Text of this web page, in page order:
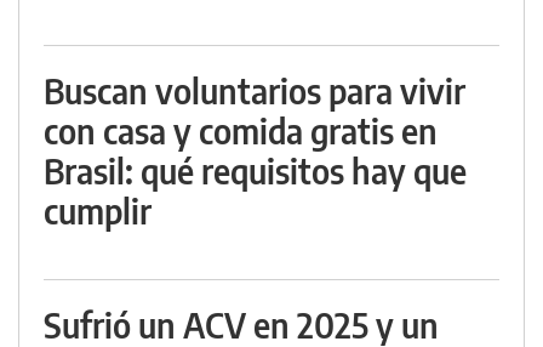
Buscan voluntarios para vivir
con casa y comida gratis en
Brasil: qué requisitos hay que
cumplir
Sufrió un ACV en 2025 y un